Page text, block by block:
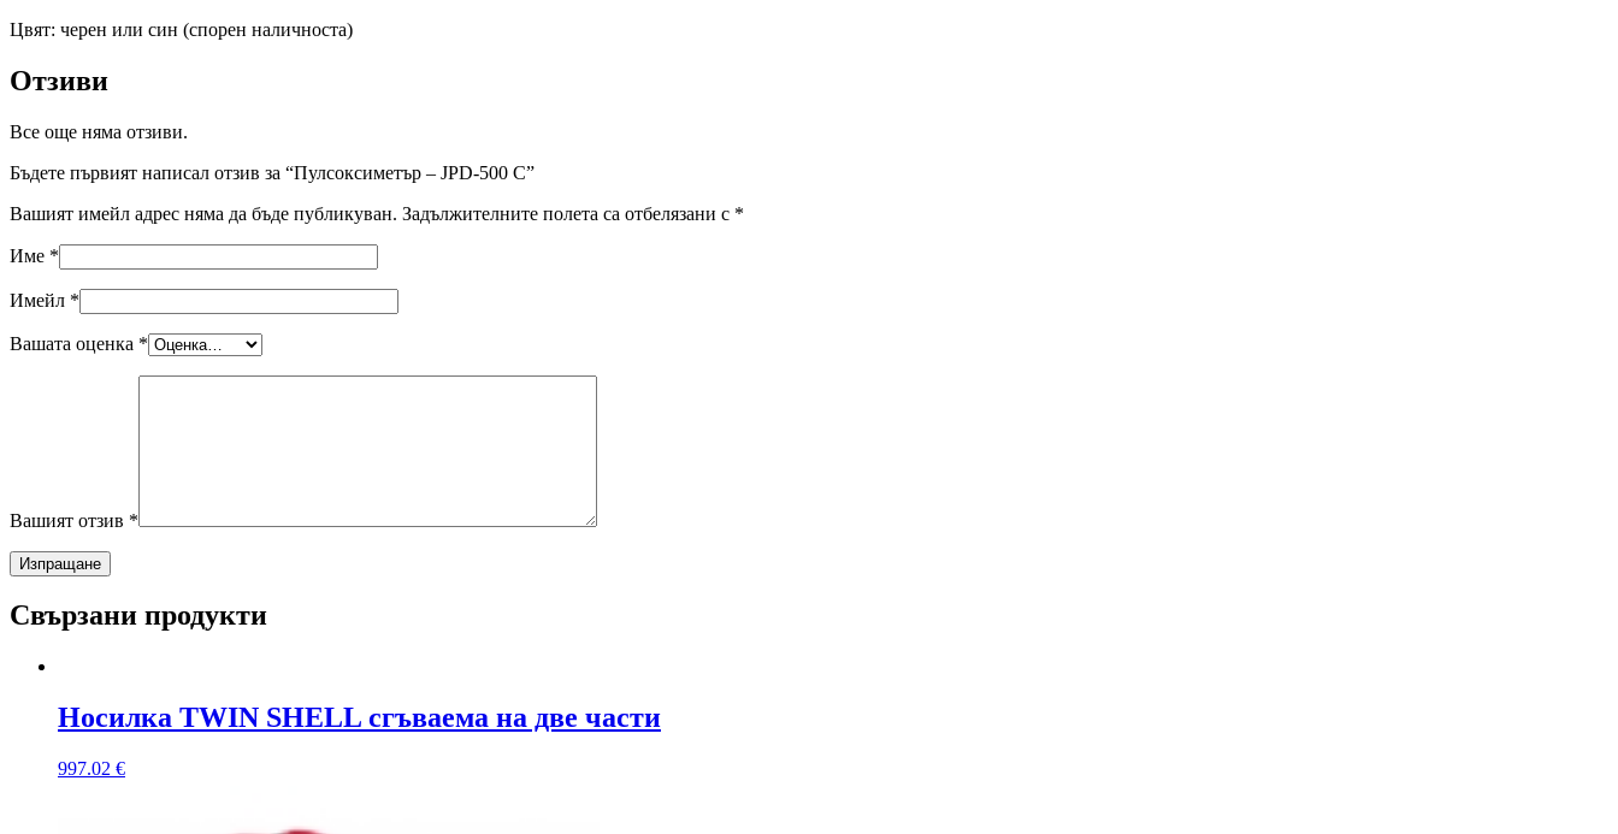
Цвят: черен или син (спорен наличноста)
Отзиви
Все още няма отзиви.
Бъдете първият написал отзив за “Пулсоксиметър – JPD-500 С”
Вашият имейл адрес няма да бъде публикуван. Задължителните полета са отбелязани с *
Име *
Имейл *
Вашата оценка *
Вашият отзив *
Свързани продукти
Носилка TWIN SHELL сгъваема на две части
997.02 €